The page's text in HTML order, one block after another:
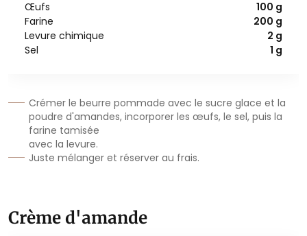
Œufs
100 g
Farine
200 g
Levure chimique
2 g
Sel
1 g
Crémer le beurre pommade avec le sucre glace et la
poudre d'amandes, incorporer les œufs, le sel, puis la
farine tamisée
avec la levure.
Juste mélanger et réserver au frais.
Crème d'amande